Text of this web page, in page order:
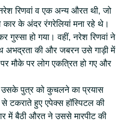
रिणवां व एक अन्य औरत थी, जो
के अंदर रंगरेलियां मना रहे थे।
गुस्सा हो गया। वहीं, नरेश रिणवां ने
की और जबरन उसे गाड़ी में
मौके पर लोग एकत्रित हो गए और
उसके पुत्र को कुचलने का प्रयास
टकराते हुए एपेक्स हॉस्पिटल की
में बैठी औरत ने उससे मारपीट की